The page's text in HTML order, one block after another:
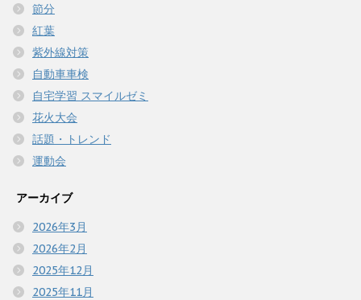
節分
紅葉
紫外線対策
自動車車検
自宅学習 スマイルゼミ
花火大会
話題・トレンド
運動会
アーカイブ
2026年3月
2026年2月
2025年12月
2025年11月